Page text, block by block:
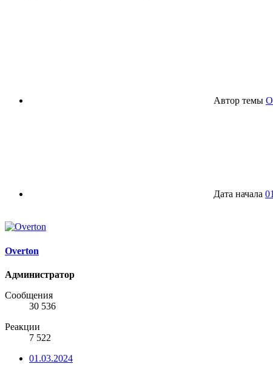
Автор темы
Дата начала
Overton
Администратор
Сообщения
30 536
Реакции
7 522
01.03.2024